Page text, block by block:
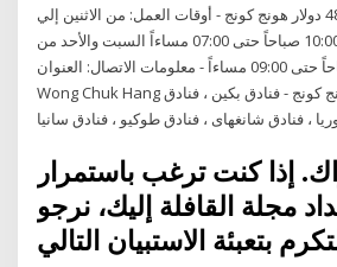
الأطفال من 3-11 عام: 480 دولار هونج كونج - أوقات العمل: من الاثنين إلي
الجمعة من الساعة 10:00 صباحاً حتى 07:00 مساءاً السبت والأحد من
الساعة 10:00 صباحاً حتى 09:00 مساءاً - معلومات الاتصال: العنوان:
Wong Chuk Hang فنادق الصين و هونج كونج - فنادق بكين ، فنادق
، فنادق شانغهاى ، فنادق طوكيو ، فنادق سانيا
إذا كنت ترغب باستمرار
مجلة القافلة إليك، نرجو